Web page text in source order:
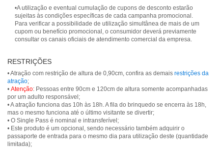
•A utilização e eventual cumulação de cupons de desconto estarão
sujeitas às condições específicas de cada campanha promocional.
Para verificar a possibilidade de utilização simultânea de mais de um
cupom ou benefício promocional, o consumidor deverá previamente
consultar os canais oficiais de atendimento comercial da empresa.
RESTRIÇÕES
• Atração com restrição de altura de 0,90cm, confira as demais restrições da
atração;
• Atenção: Pessoas entre 90cm e 120cm de altura somente acompanhadas
por um adulto responsável;
• A atração funciona das 10h às 18h. A fila do brinquedo se encerra às 18h,
mas o mesmo funciona até o último visitante se divertir;
• O Single Pass é nominal e intransferível;
• Este produto é um opcional, sendo necessário também adquirir o
passaporte de entrada para o mesmo dia para utilização deste (quantidade
limitada);